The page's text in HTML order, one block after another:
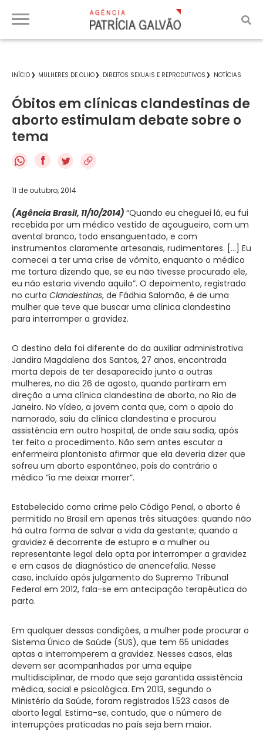
INÍCIO MULHERES DE OLHO DIREITOS SEXUAIS E REPRODUTIVOS NOTÍCIAS
Óbitos em clínicas clandestinas de
aborto estimulam debate sobre o
tema
f
11 de outubro, 2014
(Agência Brasil, 11/10/2014) “Quando eu cheguei lá, eu fui
recebida por um médico vestido de açougueiro, com um
avental branco, todo ensanguentado, e com
instrumentos claramente artesanais, rudimentares. […] Eu
comecei a ter uma crise de vômito, enquanto o médico
me tortura dizendo que, se eu não tivesse procurado ele,
eu não estaria vivendo aquilo”. O depoimento, registrado
no curta Clandestinas, de Fádhia Salomão, é de uma
mulher que teve que buscar uma clínica clandestina
para interromper a gravidez.
O destino dela foi diferente do da auxiliar administrativa
Jandira Magdalena dos Santos, 27 anos, encontrada
morta depois de ter desaparecido junto a outras
mulheres, no dia 26 de agosto, quando partiram em
direção a uma clínica clandestina de aborto, no Rio de
Janeiro. No vídeo, a jovem conta que, com o apoio do
namorado, saiu da clínica clandestina e procurou
assistência em outro hospital, de onde saiu sadia, após
ter feito o procedimento. Não sem antes escutar a
enfermeira plantonista afirmar que ela deveria dizer que
sofreu um aborto espontâneo, pois do contrário o
médico “ia me deixar morrer”.
Estabelecido como crime pelo Código Penal, o aborto é
permitido no Brasil em apenas três situações: quando não
há outra forma de salvar a vida da gestante; quando a
gravidez é decorrente de estupro e a mulher ou
representante legal dela opta por interromper a gravidez
e em casos de diagnóstico de anencefalia. Nesse
caso, incluído após julgamento do Supremo Tribunal
Federal em 2012, fala-se em antecipação terapêutica do
parto.
Em qualquer dessas condições, a mulher pode procurar o
Sistema Único de Saúde (SUS), que tem 65 unidades
aptas a interromperem a gravidez. Nesses casos, elas
devem ser acompanhadas por uma equipe
multidisciplinar, de modo que seja garantida assistência
médica, social e psicológica. Em 2013, segundo o
Ministério da Saúde, foram registrados 1.523 casos de
aborto legal. Estima-se, contudo, que o número de
interrupções praticadas no país seja bem maior.